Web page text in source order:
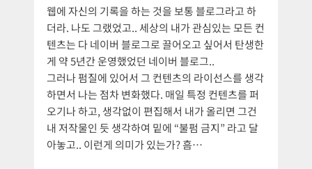
웹에 자신의 기록을 하는 것을 보통 블로그라고 하
더라. 나도 그랬었고.. 세상의 내가 관심있는 모든 컨
텐츠는 다 네이버 블로그로 끌어오고 싶어서 탄생한
게 약 5년간 운영했었던 네이버 블로그..
그러나 펌질에 있어서 그 컨텐츠의 라이선스를 생각
하면서 나는 점차 변화했다. 매일 특정 컨텐츠를 퍼
오기나 하고, 생각없이 편집해서 내가 올리면 그건
내 저작물인 듯 생각하여 밑에 “불펌 금지” 라고 달
아놓고.. 이런게 의미가 있는가? 흠…